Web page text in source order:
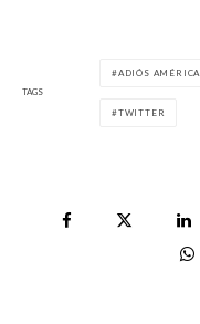
TAGS
ADIÓS AMÉRICA
TWITTER